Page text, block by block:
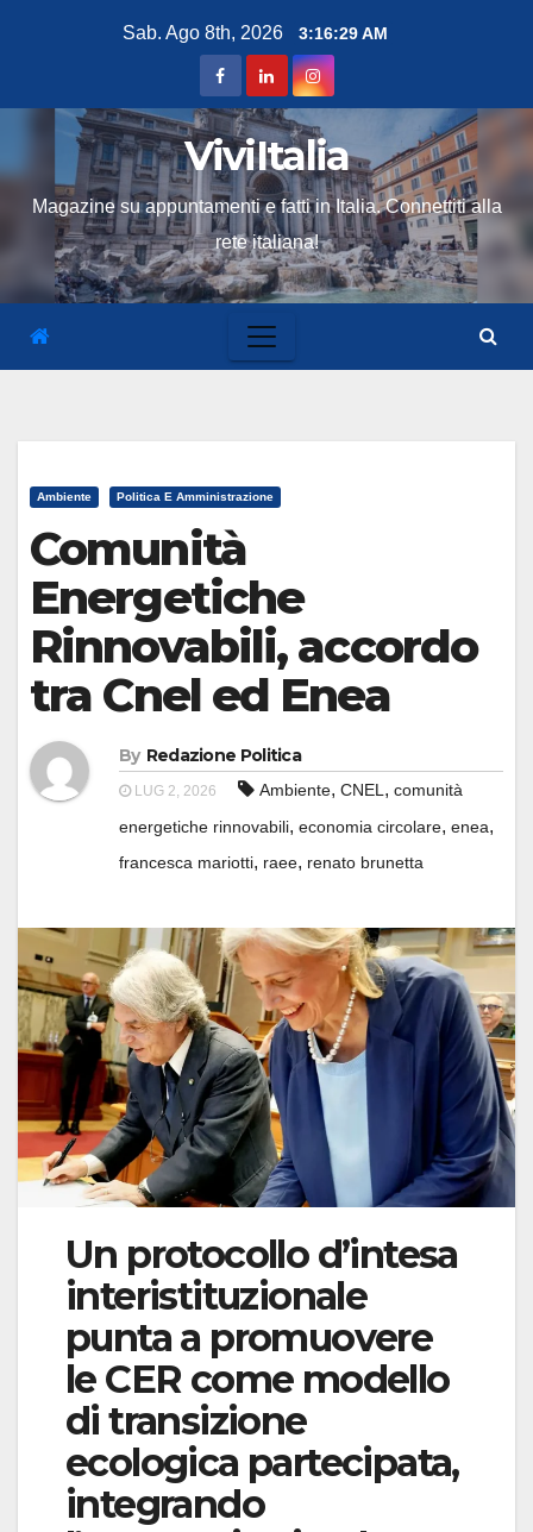
Sab. Ago 8th, 2026 3:16:30 AM
ViviItalia
Magazine su appuntamenti e fatti in Italia. Connettiti alla
rete italiana!
Ambiente Politica E Amministrazione
Comunità
Energetiche
Rinnovabili, accordo
tra Cnel ed Enea
By Redazione Politica
LUG 2, 2026 Ambiente, CNEL , comunità
energetiche rinnovabili, economia circolare, enea,
francesca mariotti, raee, renato brunetta
Un protocollo d’intesa
interistituzionale
punta a promuovere
le CER come modello
di transizione
ecologica partecipata,
integrando